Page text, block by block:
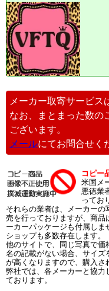
メーカー取寄サービス
なお、まとまった数の
ございます。
メールにてお問合せく
コピー
米国メ
悪徳業
ってお
それらの業者は、メーカー
売を行っておりますが、商品
ーカーパッケージも付属し
ショップも多数存在します。
他のサイトで、同じ写真で価
名の記載がない場合、サイ
が高くなりますので、購入さ
弊社では、各メーカーと協力
ております。